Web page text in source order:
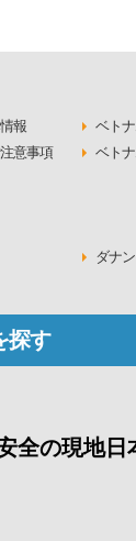
報 ベト
意事項 ベト
ダナン
探す
全の現地日